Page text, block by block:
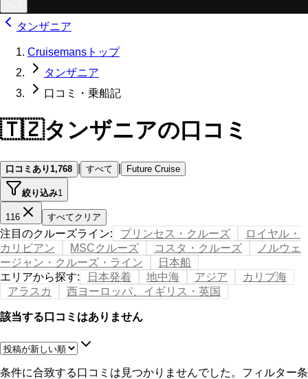
タンザニア
Cruisemansトップ
タンザニア
口コミ・乗船記
🇹🇿タンザニアの口コミ
口コミあり1,768 すべて Future Cruise
絞り込み1
116 すべてクリア
注目のクルーズライン: プリンセス・クルーズ
ロイヤル・
カリビアン
MSCクルーズ コスタ・クルーズ
ノルウェ
ージャン・クルーズ・ライン
日本船
エリアから探す: 日本発着 地中海 アジア
カリブ海
アラスカ
西ヨーロッパ、イギリス・英国
該当する口コミはありません
条件に合致する口コミは見つかりませんでした。フィルター条